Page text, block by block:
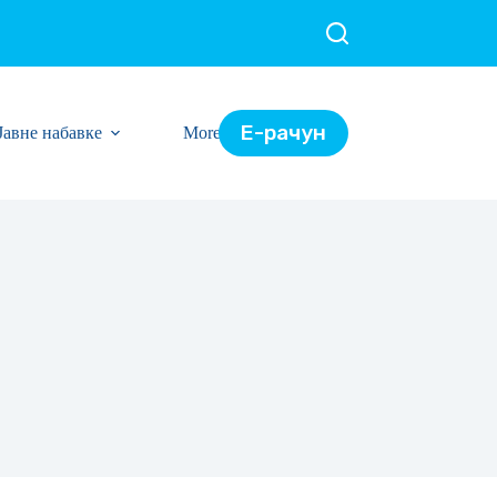
набавке More Е-рачун